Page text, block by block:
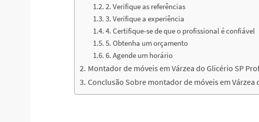
2. Verifique as referências
3. Verifique a experiência
4. Certifique-se de que o profissional é confiável
5. Obtenha um orçamento
6. Agende um horário
Montador de móveis em Várzea do Glicério SP
Conclusão Sobre montador de móveis em Várzea